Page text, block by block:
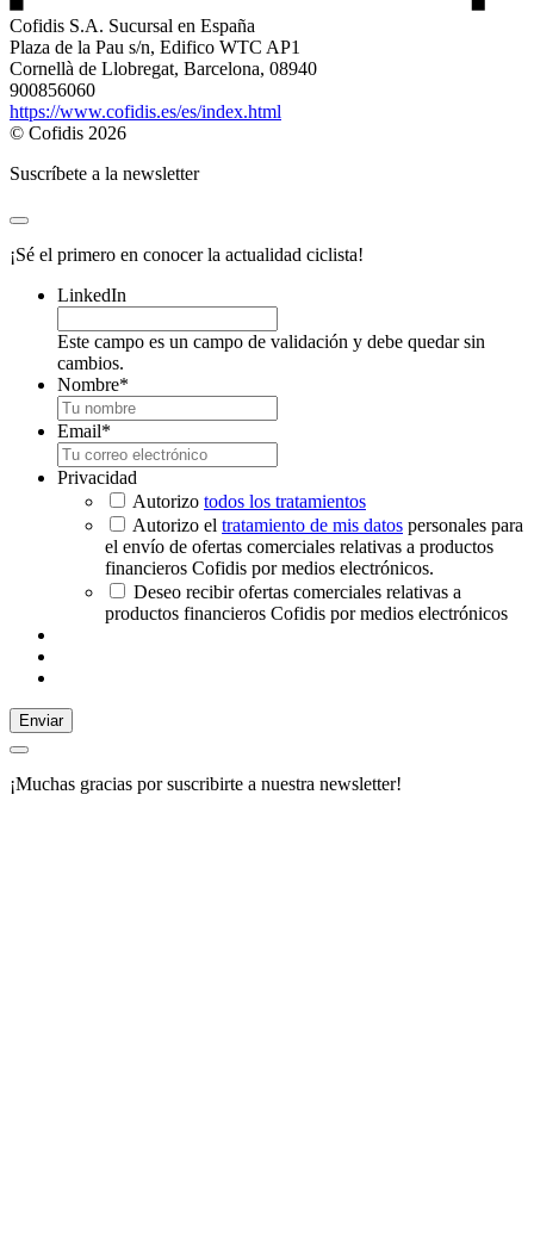
Cofidis S.A. Sucursal en España
Plaza de la Pau s/n, Edifico WTC AP1
Cornellà de Llobregat, Barcelona, 08940
900856060
https://www.cofidis.es/es/index.html
© Cofidis 2026
Suscríbete a la newsletter
¡Sé el primero en conocer la actualidad ciclista!
LinkedIn
Este campo es un campo de validación y debe quedar sin
cambios.
Nombre*
Email*
Privacidad
Autorizo todos los tratamientos
Autorizo el tratamiento de mis datos personales para
el envío de ofertas comerciales relativas a productos
financieros Cofidis por medios electrónicos.
Deseo recibir ofertas comerciales relativas a
productos financieros Cofidis por medios electrónicos
Enviar
¡Muchas gracias por suscribirte a nuestra newsletter!